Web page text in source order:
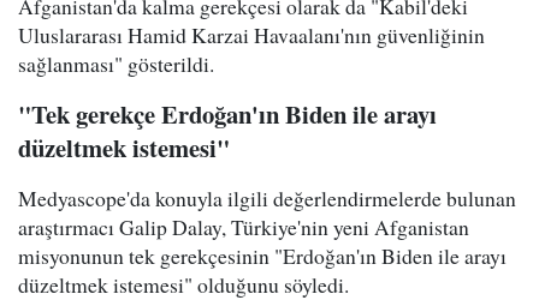
Afganistan'da kalma gerekçesi olarak da "Kabil'deki
Uluslararası Hamid Karzai Havaalanı'nın güvenliğinin
sağlanması" gösterildi.
"Tek gerekçe Erdoğan'ın Biden ile arayı
düzeltmek istemesi"
Medyascope'da konuyla ilgili değerlendirmelerde bulunan
araştırmacı Galip Dalay, Türkiye'nin yeni Afganistan
misyonunun tek gerekçesinin "Erdoğan'ın Biden ile arayı
düzeltmek istemesi" olduğunu söyledi.